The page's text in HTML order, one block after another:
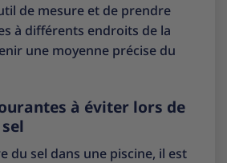
de mesure et de prendre
à différents endroits de la
une moyenne précise du
à éviter lors de
du sel dans une piscine, il est